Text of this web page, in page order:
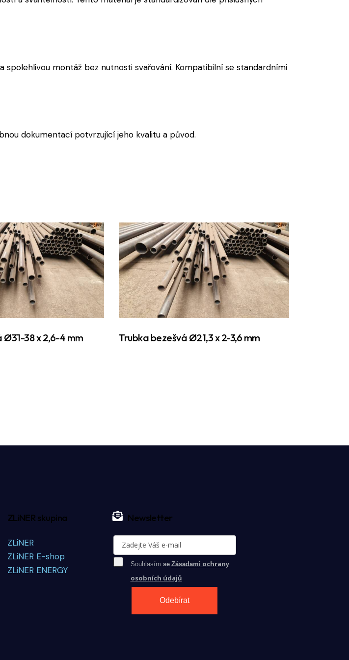
montáž bez nutnosti svařování. Kompatibilní se standardními
dokumentací potvrzující jeho kvalitu a původ.
Ø31-38 x 2,6-4 mm Trubka bezešvá Ø21,3 x 2-3,6 mm
ZLiNER skupina
ZLiNER
ZLiNER E-shop
ZLiNER ENERGY
Newsletter
Souhlasím se Zásadami ochrany
osobních údajů
Odebírat